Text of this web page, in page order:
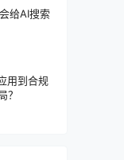
给AI搜索
用到合规
？